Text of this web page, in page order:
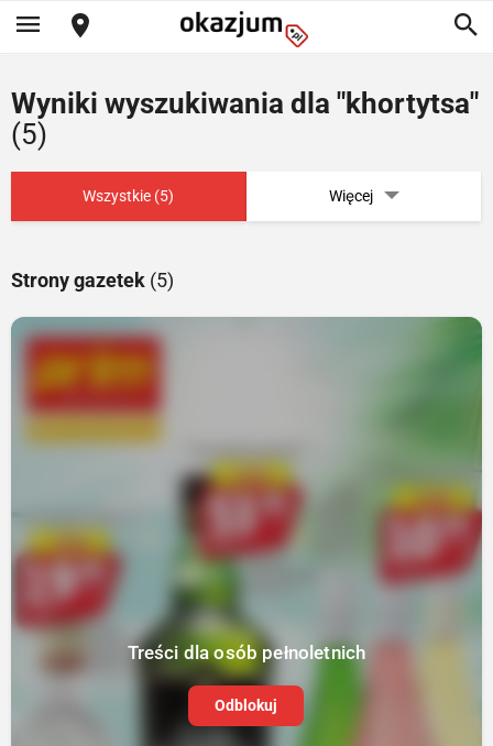
Wyniki wyszukiwania dla "khortytsa"
(5)
Wszystkie (5) Więcej
Strony gazetek (5)
Treści dla osób pełnoletnich
Odblokuj